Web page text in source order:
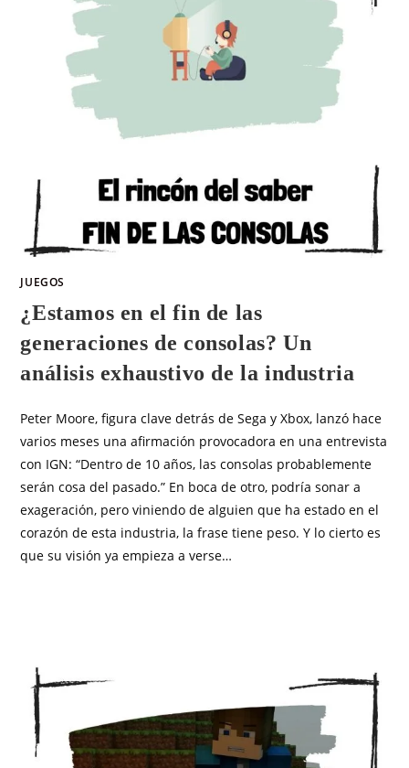
JUEGOS
¿Estamos en el fin de las
generaciones de consolas? Un
análisis exhaustivo de la industria
Peter Moore, figura clave detrás de Sega y Xbox, lanzó hace
varios meses una afirmación provocadora en una entrevista
con IGN: “Dentro de 10 años, las consolas probablemente
serán cosa del pasado.” En boca de otro, podría sonar a
exageración, pero viniendo de alguien que ha estado en el
corazón de esta industria, la frase tiene peso. Y lo cierto es
que su visión ya empieza a verse…